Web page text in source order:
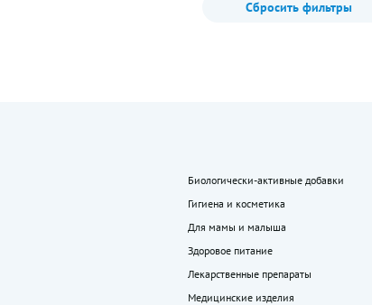
Сбросить фильтры
Биологически-активные добавки
Гигиена и косметика
Для мамы и малыша
Здоровое питание
Лекарственные препараты
Медицинские изделия